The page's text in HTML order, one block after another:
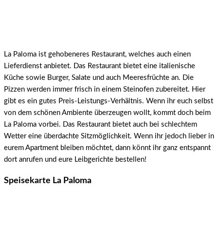
La Paloma ist gehobeneres Restaurant, welches auch einen
Lieferdienst anbietet. Das Restaurant bietet eine italienische
Küche sowie Burger, Salate und auch Meeresfrüchte an. Die
Pizzen werden immer frisch in einem Steinofen zubereitet. Hier
gibt es ein gutes Preis-Leistungs-Verhältnis. Wenn ihr euch selbst
von dem schönen Ambiente überzeugen wollt, kommt doch beim
La Paloma vorbei. Das Restaurant bietet auch bei schlechtem
Wetter eine überdachte Sitzmöglichkeit. Wenn ihr jedoch lieber in
eurem Apartment bleiben möchtet, dann könnt ihr ganz entspannt
dort anrufen und eure Leibgerichte bestellen!
Speisekarte La Paloma